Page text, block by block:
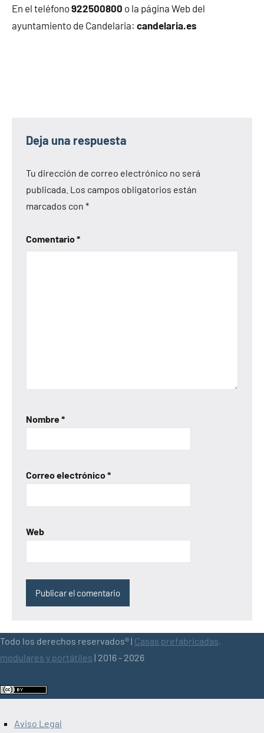
En el teléfono922500800 o la página Web del
ayuntamiento de Candelaria: candelaria.es
Deja una respuesta
Tu dirección de correo electrónico no será
publicada. Los campos obligatorios están
marcados con *
Comentario*
Nombre*
Correo electrónico*
Web
Todo los derechos reservados® | Casas prefabricadas,
modulares y portátiles | 2016 - 2026
Aviso Legal